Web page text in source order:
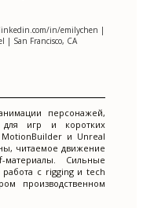
in/emilychen |
| San Francisco, CA
персонажей,
для игр и коротких
и Unreal
читаемое движение
Сильные
с rigging и tech
производственном